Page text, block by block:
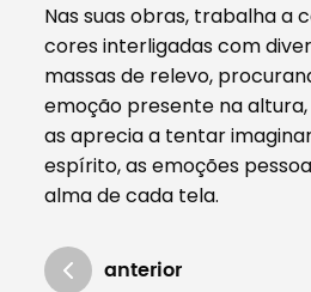
Nas suas obras, trabalha a
cores interligadas com
massas de relevo,
emoção presente na
as aprecia a tentar
espírito, as emoções
alma de cada tela.
anterior